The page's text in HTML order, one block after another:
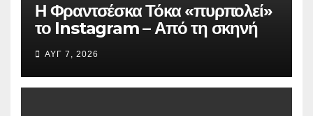
Η Φραντσέσκα Τόκα «πυρπολεί»
το Instagram – Από τη σκηνή
της Eurovision στην μπανιέρα
της
ΑΥΓ 7, 2026